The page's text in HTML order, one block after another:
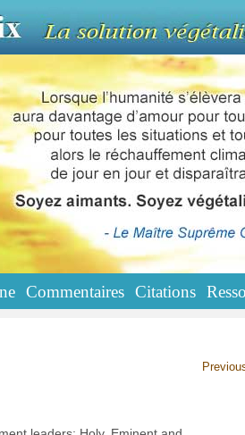
Commentaires Citations